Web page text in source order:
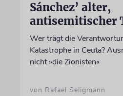
Sánchez’ alter,
antisemitischer
Wer trägt die
Katastrophe in Ceuta?
nicht »die Zionisten«
von Rafael Seligmann